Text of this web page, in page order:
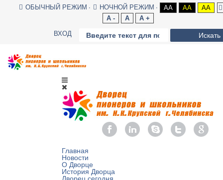
ОБЫЧНЫЙ РЕЖИМ НОЧНОЙ РЕЖИМ AA AA
AA
A -
A A +
Искать
ВХОД
Главная
Новости
О Дворце
История Дворца